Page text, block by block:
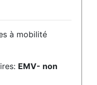
à mobilité
EMV- non